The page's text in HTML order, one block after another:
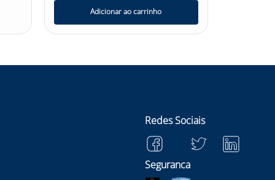
Adicionar ao carrinho
Redes Sociais
Seguranca